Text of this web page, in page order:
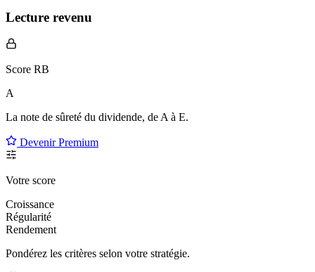
Lecture revenu
Score RB
A
La note de sûreté du dividende, de A à E.
Devenir Premium
Votre score
Croissance
Régularité
Rendement
Pondérez les critères selon votre stratégie.